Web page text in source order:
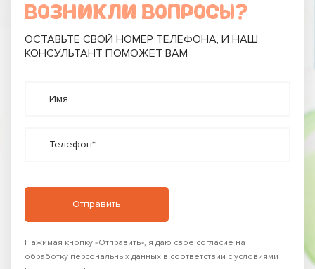
ВОЗНИКЛИ ВОПРОСЫ?
ОСТАВЬТЕ СВОЙ НОМЕР ТЕЛЕФОНА, И НАШ
КОНСУЛЬТАНТ ПОМОЖЕТ ВАМ
Имя
Телефон*
Нажимая кнопку «Отправить», я даю свое согласие на
обработку персональных данных в соответствии с условиями